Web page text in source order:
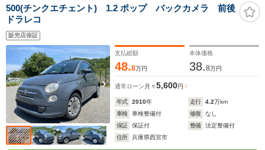
500(チンクエチェント) 1.2 ポップ バックカメラ 前後
ドラレコ
販売店保証
支払総額
48.8万円
本体価格
38.8万円
通常ローン 月々5,600円
年式 2010年 走行 4.2万km
車検
車検整備付 修復
なし
保証
保証付 整備
法定整備付
住所
兵庫県西宮市